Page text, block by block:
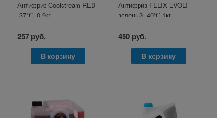
Антифриз Coolstream RED
-37°С, 0.9кг
257 руб.
В корзину
Антифриз FELIX EVOLT
зеленый -40°С 1кг
450 руб.
В корзину